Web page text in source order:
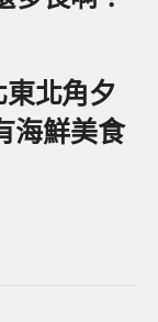
東北角夕
海鮮美食